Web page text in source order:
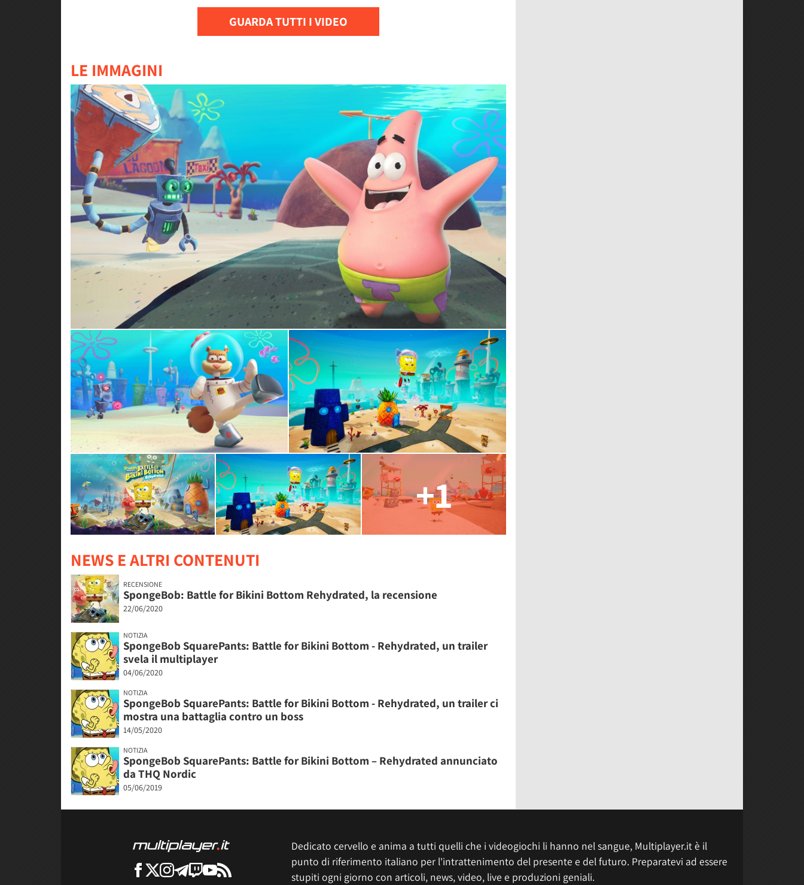
GUARDA TUTTI I VIDEO
LE IMMAGINI
+1
NEWS E ALTRI CONTENUTI
RECENSIONE
SpongeBob: Battle for Bikini Bottom Rehydrated, la recensione
22/06/2020
NOTIZIA
SpongeBob SquarePants: Battle for Bikini Bottom - Rehydrated, un trailer
svela il multiplayer
04/06/2020
NOTIZIA
SpongeBob SquarePants: Battle for Bikini Bottom - Rehydrated, un trailer ci
mostra una battaglia contro un boss
14/05/2020
NOTIZIA
SpongeBob SquarePants: Battle for Bikini Bottom – Rehydrated annunciato
da THQ Nordic
05/06/2019
Dedicato cervello e anima a tutti quelli che i videogiochi li hanno nel sangue, Multiplayer.it è il
punto di riferimento italiano per l'intrattenimento del presente e del futuro. Preparatevi ad essere
stupiti ogni giorno con articoli, news, video, live e produzioni geniali.